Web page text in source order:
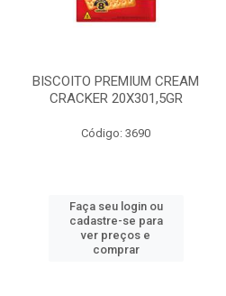
BISCOITO PREMIUM CREAM
CRACKER 20X301,5GR
Código: 3690
Faça seu login ou
cadastre-se para
ver preços e
comprar